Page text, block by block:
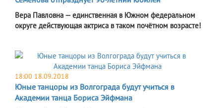
Вера Павловна — единственная в Южном федеральном
округе действующая актриса в таком почётном возрасте!
18:00 18.09.2018
Юные танцоры из Волгограда будут учиться в
Академии танца Бориса Эйфмана